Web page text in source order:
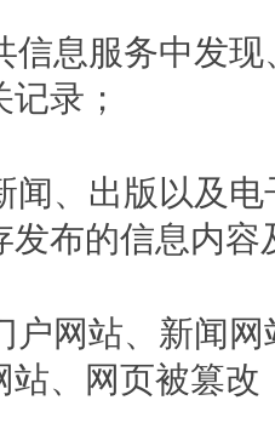
信息服务中发
录；
闻、出版以及
发布的信息内容
户网站、新闻
站、网页被篡改